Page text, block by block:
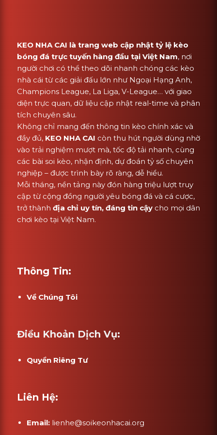
KEO NHA CAI là trang web cập nhật tỷ lệ kèo
bóng đá trực tuyến hàng đầu tại Việt Nam, nơi
người chơi có thể theo dõi nhanh chóng các kèo
nhà cái từ các giải đấu lớn như Ngoại Hạng Anh,
Champions League, La Liga, V-League… với giao
diện trực quan, dữ liệu cập nhật real-time và phân
tích chuyên sâu.
Không chỉ mang đến thông tin kèo chính xác và
đầy đủ, KEO NHA CAI còn thu hút người dùng nhờ
vào trải nghiệm mượt mà, tốc độ tải nhanh, cùng
các bài soi kèo, nhận định, dự đoán tỷ số chuyên
nghiệp – được trình bày rõ ràng, dễ hiểu.
Mỗi tháng, nền tảng này đón hàng triệu lượt truy
cập từ cộng đồng người yêu bóng đá và cá cược,
trở thành địa chỉ uy tín, đáng tin cậy cho mọi dân
chơi kèo tại Việt Nam.
Thông Tin:
Về Chúng Tôi
Điều Khoản Dịch Vụ:
Quyền Riêng Tư
Liên Hệ:
Email: lienhe@soikeonhacai.org